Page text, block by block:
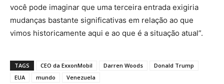
você pode imaginar que uma terceira entrada exigiria
mudanças bastante significativas em relação ao que
vimos historicamente aqui e ao que é a situação atual”.
TAGS CEO da ExxonMobil Darren Woods
Donald Trump
EUA
mundo Venezuela